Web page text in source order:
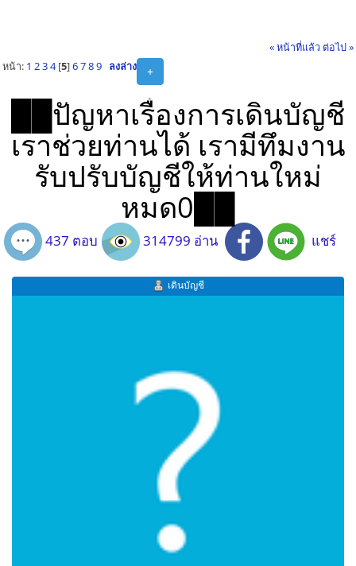
« หน้าที่แล้ว ต่อไป »
+
หน้า: 1 2 3 4[5]6 7 8 9 ลงล่าง
██ปัญหาเรื่องการเดินบัญชี
เราช่วยท่านได้ เรามีทึมงาน
รับปรับบัญชีให้ท่านใหม่
หมด0██
437 ตอบ 314799 อ่าน แชร์
เดินบัญชี